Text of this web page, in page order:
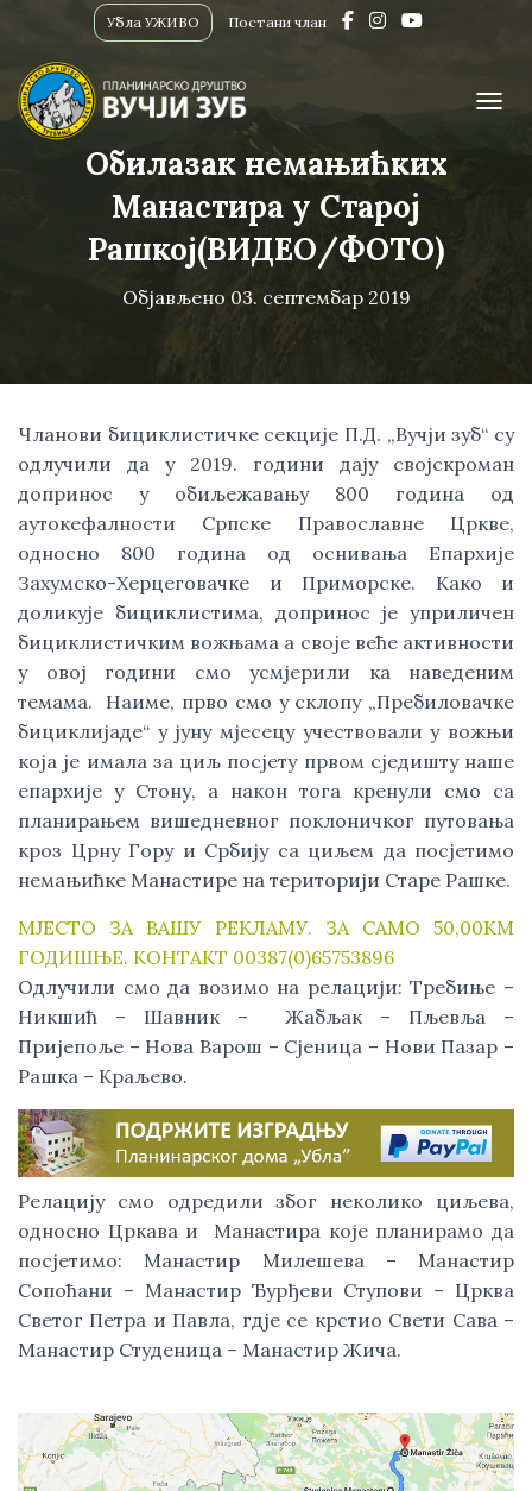
Убла УЖИВО Постани члан
Обилазак немањићких
Манастира у Старој
Рашкоj(ВИДЕО/ФОТО)
Објављено 03. септембар 2019
Чланови бициклистичке секције П.Д. „Вучји зуб“ су
одлучили да у 2019. години дају својскроман
допринос у обиљежавању 800 година од
аутокефалности Српске Православне Цркве,
односно 800 година од оснивања Епархије
Захумско-Херцеговачке и Приморске. Како и
доликује бициклистима, допринос је уприличен
бициклистичким вожњама а своје веће активности
у овој години смо усмјерили ка наведеним
темама.  Наиме, прво смо у склопу „Пребиловачке
бициклијаде“ у јуну мјесецу учествовали у вожњи
која је имала за циљ посјету првом сједишту наше
епархије у Стону, а након тога кренули смо са
планирањем вишедневног поклоничког путовања
кроз Црну Гору и Србију са циљем да посјетимо
немањићке Манастире на територији Старе Рашке.
МЈЕСТО ЗА ВАШУ РЕКЛАМУ. ЗА САМО 50,00КМ
ГОДИШЊЕ. КОНТАКТ 00387(0)65753896
Одлучили смо да возимо на релацији: Требиње –
Никшић – Шавник –  Жабљак – Пљевља –
Пријепоље – Нова Варош – Сјеница – Нови Пазар –
Рашка – Краљево.
Релацију смо одредили због неколико циљева,
односно Цркава и  Манастира које планирамо да
посјетимо: Манастир Милешева – Манастир
Сопоћани – Манастир Ђурђеви Ступови – Црква
Светог Петра и Павла, гдје се крстио Свети Сава –
Манастир Студеница – Манастир Жича.